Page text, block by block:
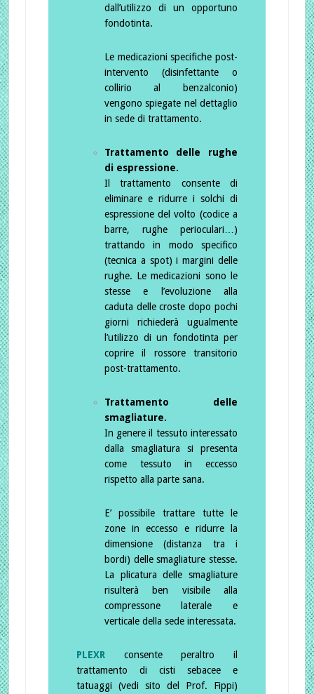
dall’utilizzo di un opportuno
fondotinta.
Le medicazioni specifiche post-
intervento (disinfettante o
collirio al benzalconio)
vengono spiegate nel dettaglio
in sede di trattamento.
Trattamento delle rughe
di espressione.
Il trattamento consente di
eliminare e ridurre i solchi di
espressione del volto (codice a
barre, rughe perioculari…)
trattando in modo specifico
(tecnica a spot) i margini delle
rughe. Le medicazioni sono le
stesse e l’evoluzione alla
caduta delle croste dopo pochi
giorni richiederà ugualmente
l’utilizzo di un fondotinta per
coprire il rossore transitorio
post-trattamento.
Trattamento delle
smagliature.
In genere il tessuto interessato
dalla smagliatura si presenta
come tessuto in eccesso
rispetto alla parte sana.
E’ possibile trattare tutte le
zone in eccesso e ridurre la
dimensione (distanza tra i
bordi) delle smagliature stesse.
La plicatura delle smagliature
risulterà ben visibile alla
compressone laterale e
verticale della sede interessata.
PLEXR consente peraltro il
trattamento di cisti sebacee e
tatuaggi (vedi sito del Prof. Fippi)